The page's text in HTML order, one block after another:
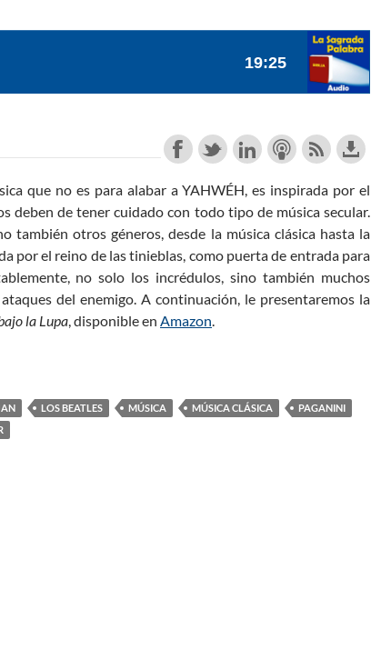
que no es para alabar a YAHWÉH, es inspirada por el
deben de tener cuidado con todo tipo de música secular.
también otros géneros, desde la música clásica hasta la
por el reino de las tinieblas, como puerta de entrada para
no solo los incrédulos, sino también muchos
del enemigo. A continuación, le presentaremos la
la Lupa , disponible en Amazon
LOS BEATLES MÚSICA MÚSICA CLÁSICA
PAGANINI